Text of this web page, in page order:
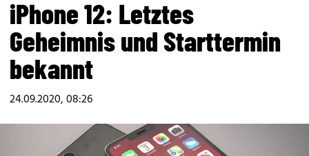
iPhone 12: Letztes
Geheimnis und Starttermin
bekannt
24.09.2020, 08:26